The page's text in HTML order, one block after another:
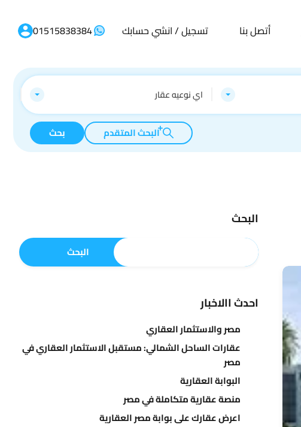
أتصل بنا تسجيل / انشي حسابك 01515838384
اي نوعيه عقار
البحث المتقدم بحث
البحث
البحث
احدث االاخبار
مصر والاستثمار العقاري
عقارات الساحل الشمالي: مستقبل الاستثمار العقاري في
مصر
البوابة العقارية
منصة عقارية متكاملة في مصر
اعرض عقارك على بوابة مصر العقارية